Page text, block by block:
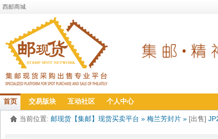
西邮商城
首页 交易版块 互动社区 个人中心
当前位置: 邮现货【集邮】现货买卖平台 » 梅兰芳封片 » [出售]